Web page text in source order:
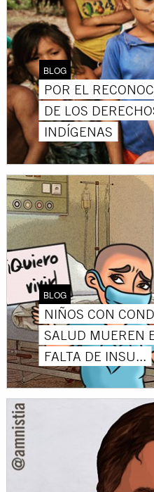
BLOG
POR EL
DE LOS
INDÍGENAS
BLOG
NIÑOS CON
SALUD MUEREN
FALTA DE INSU...